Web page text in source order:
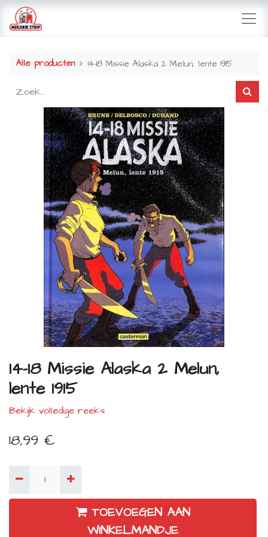
Alle producten 14-18 Missie Alaska 2 Melun, lente 1915
14-18 Missie Alaska 2 Melun,
lente 1915
Bekijk volledige reeks
18,99 €
TOEVOEGEN AAN
WINKELMANDJE